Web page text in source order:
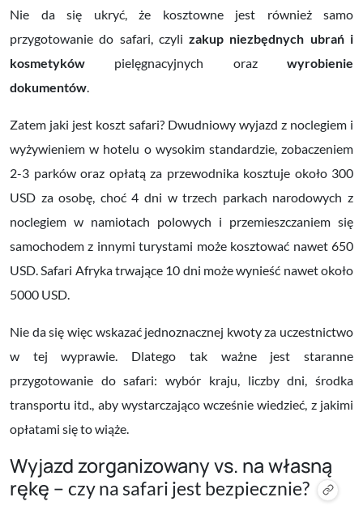
Nie da się ukryć, że kosztowne jest również samo
przygotowanie do safari, czylizakup niezbędnych ubrań i
kosmetyków pielęgnacyjnych oraz wyrobienie
dokumentów
Zatem jaki jest koszt safari? Dwudniowy wyjazd z noclegiem i
wyżywieniem w hotelu o wysokim standardzie, zobaczeniem
2-3 parków oraz opłatą za przewodnika kosztuje około 300
USD za osobę, choć 4 dni w trzech parkach narodowych z
noclegiem w namiotach polowych i przemieszczaniem się
samochodem z innymi turystami może kosztować nawet 650
USD. Safari Afryka trwające 10 dni może wynieść nawet około
5000 USD.
Nie da się więc wskazać jednoznacznej kwoty za uczestnictwo
w tej wyprawie. Dlatego tak ważne jest staranne
przygotowanie do safari: wybór kraju, liczby dni, środka
transportu itd., aby wystarczająco wcześnie wiedzieć, z jakimi
opłatami się to wiąże.
Wyjazd zorganizowany vs. na własną
rękę – czy na safari jest bezpiecznie?